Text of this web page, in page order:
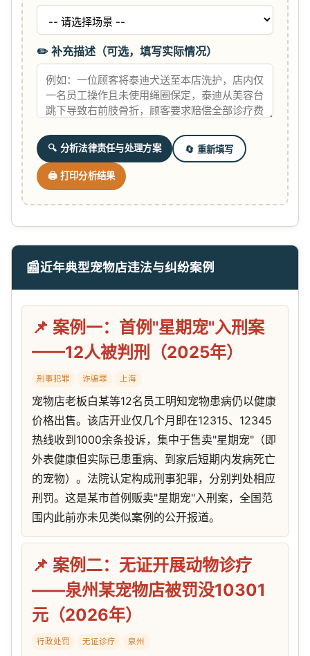
✏️ 补充描述（可选，填写实际情况）
🔍 分析法律责任与处理方案 🔄 重新填写
🖨️ 打印分析结果
📰近年典型宠物店违法与纠纷案例
📌 案例一：首例"星期宠"入刑案
——12人被判刑（2025年）
刑事犯罪 诈骗罪 上海
宠物店老板白某等12名员工明知宠物患病仍以健康
价格出售。该店开业仅几个月即在12315、12345
热线收到1000余条投诉，集中于售卖"星期宠"（即
外表健康但实际已患重病、到家后短期内发病死亡
的宠物）。法院认定构成刑事犯罪，分别判处相应
刑罚。这是某市首例贩卖"星期宠"入刑案，全国范
围内此前亦未见类似案例的公开报道。
📌 案例二：无证开展动物诊疗
——泉州某宠物店被罚没10301
元（2026年）
行政处罚 无证诊疗 泉州